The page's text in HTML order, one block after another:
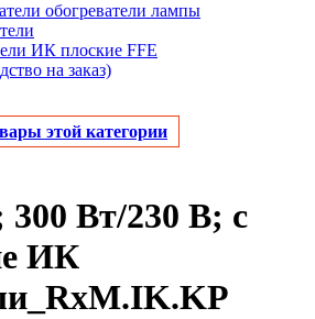
обогреватели лампы
ИК плоские FFE
на заказ)
этой категории
Вт/230 В; с
ИК